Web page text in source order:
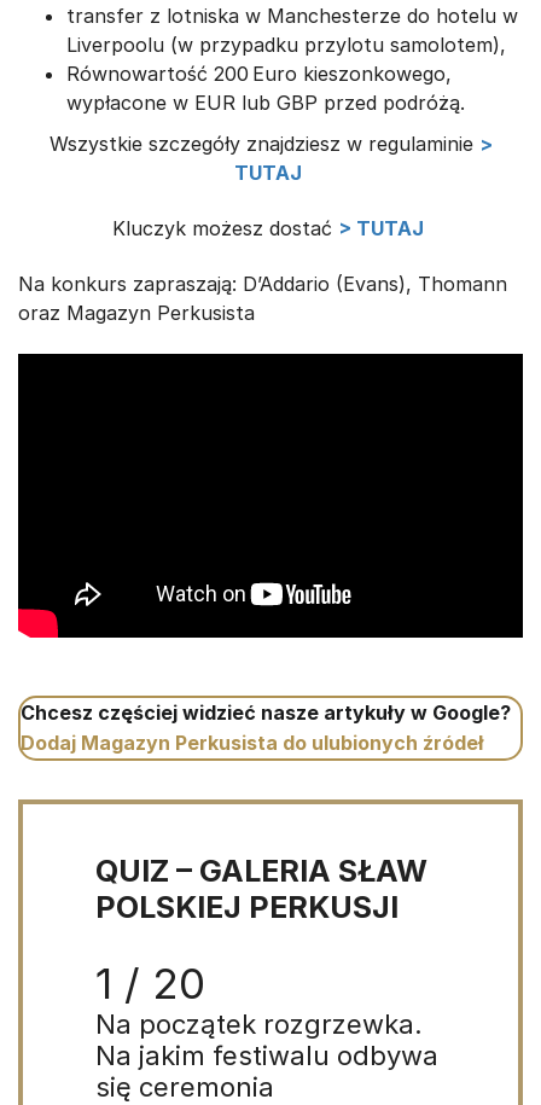
transfer z lotniska w Manchesterze do hotelu w
Liverpoolu (w przypadku przylotu samolotem),
Równowartość 200 Euro kieszonkowego,
wypłacone w EUR lub GBP przed podróżą.
Wszystkie szczegóły znajdziesz w regulaminie >
TUTAJ
Kluczyk możesz dostać > TUTAJ
Na konkurs zapraszają: D’Addario (Evans), Thomann
oraz Magazyn Perkusista
Chcesz częściej widzieć nasze artykuły w Google?
Dodaj Magazyn Perkusista do ulubionych źródeł
QUIZ – GALERIA SŁAW
POLSKIEJ PERKUSJI
1 / 20
Na początek rozgrzewka.
Na jakim festiwalu odbywa
się ceremonia